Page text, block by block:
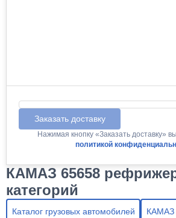
Заказать доставку
Нажимая кнопку «Заказать доставку»
политикой
КАМАЗ 65658
категорий
Каталог грузовых автомобилей КАМАЗ